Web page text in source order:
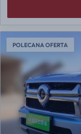
POLECANA OFERTA